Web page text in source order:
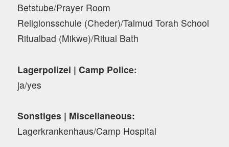
Betstube/Prayer Room
Religionsschule (Cheder)/Talmud Torah School
Ritualbad (Mikwe)/Ritual Bath
Lagerpolizei | Camp Police:
ja/yes
Sonstiges | Miscellaneous:
Lagerkrankenhaus/Camp Hospital